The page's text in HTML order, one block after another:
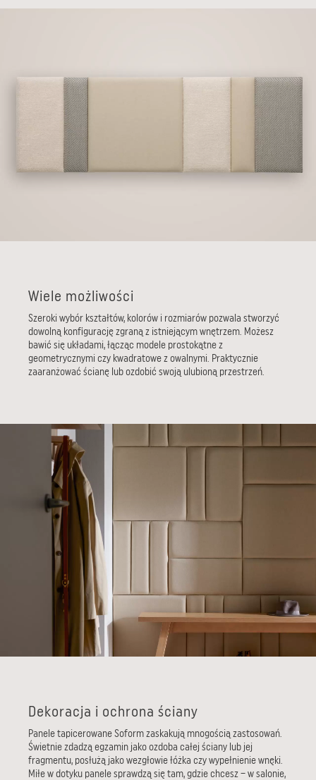
Wiele możliwości
Szeroki wybór kształtów, kolorów i rozmiarów pozwala stworzyć
dowolną konfigurację zgraną z istniejącym wnętrzem. Możesz
bawić się układami, łącząc modele prostokątne z
geometrycznymi czy kwadratowe z owalnymi. Praktycznie
zaaranżować ścianę lub ozdobić swoją ulubioną przestrzeń.
Dekoracja i ochrona ściany
Panele tapicerowane Soform zaskakują mnogością zastosowań.
Świetnie zdadzą egzamin jako ozdoba całej ściany lub jej
fragmentu, posłużą jako wezgłowie łóżka czy wypełnienie wnęki.
Miłe w dotyku panele sprawdzą się tam, gdzie chcesz – w salonie,